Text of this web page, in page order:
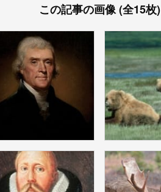
この記事の画像 (全15枚)